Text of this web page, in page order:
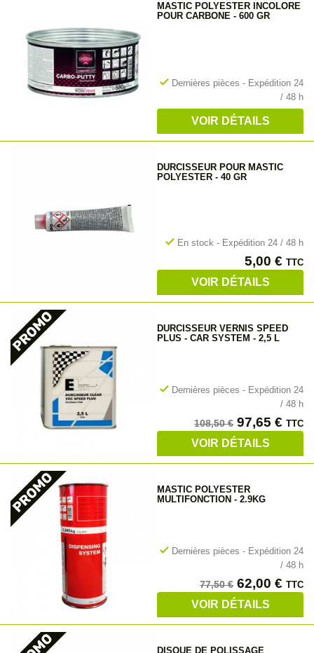
MASTIC POLYESTER INCOLORE
POUR CARBONE - 600 GR
check Dernières pièces - Expédition 24
/ 48 h
VOIR DÉTAILS
DURCISSEUR POUR MASTIC
POLYESTER - 40 GR
check En stock - Expédition 24 / 48 h
Prix
5,00 € TTC
VOIR DÉTAILS
DURCISSEUR VERNIS SPEED
PLUS - CAR SYSTEM - 2,5 L
check Dernières pièces - Expédition 24
/ 48 h
Prix
de
base
108,50 € Prix
97,65 € TTC
VOIR DÉTAILS
MASTIC POLYESTER
MULTIFONCTION - 2.9KG
check Dernières pièces - Expédition 24
/ 48 h
Prix
de
base
77,50 € Prix
62,00 € TTC
VOIR DÉTAILS
DISQUE DE POLISSAGE